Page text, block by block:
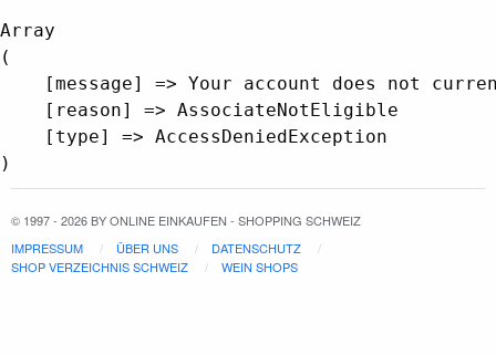
Array
(
[message] => Your account does not
    [reason] => AssociateNotEligible
    [type] => AccessDeniedException
© 1997 - 2026 BY ONLINE EINKAUFEN - SHOPPING SCHWEIZ
IMPRESSUM
ÜBER UNS
DATENSCHUTZ
SHOP VERZEICHNIS SCHWEIZ
WEIN SHOPS